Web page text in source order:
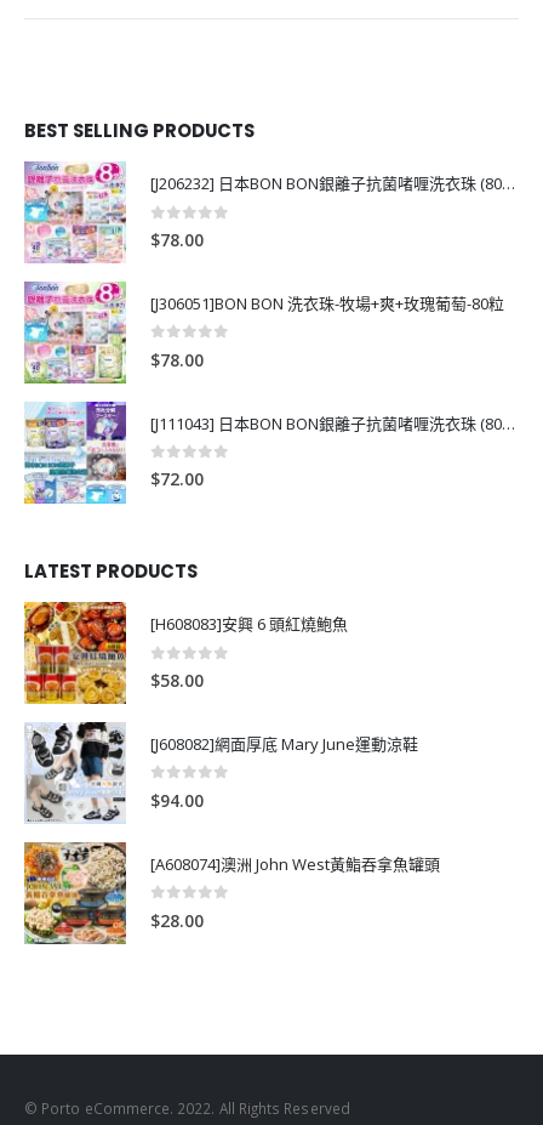
BEST SELLING PRODUCTS
[J206232] 日本BON BON銀離子抗菌啫喱洗衣珠 (80粒)
0
$78.00
[J306051]BON BON 洗衣珠-牧場+爽+玫瑰葡萄-80粒
0
$78.00
[J111043] 日本BON BON銀離子抗菌啫喱洗衣珠 (80粒)
0out of 5
$72.00
LATEST PRODUCTS
[H608083]安興 6 頭紅燒鮑魚
0
$58.00
[J608082]網面厚底 Mary June運動涼鞋
0
$94.00
[A608074]澳洲 John West黃鮨吞拿魚罐頭
0
$28.00
© Porto eCommerce. 2022. All Rights Reserved